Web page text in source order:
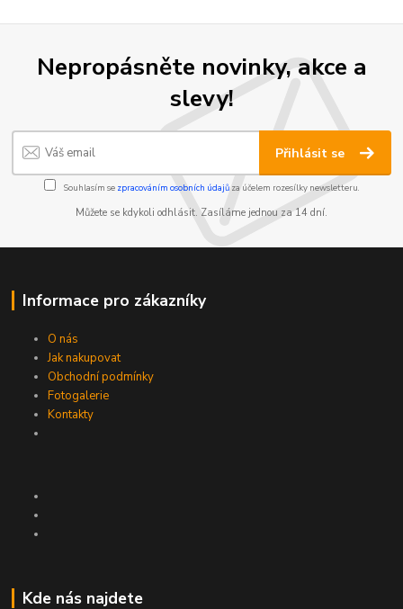
Nepropásněte novinky, akce a
slevy!
Přihlásit se
Souhlasím se zpracováním osobních údajůza účelem rozesílky newsletteru.
Můžete se kdykoli odhlásit. Zasíláme jednou za 14 dní.
Informace pro zákazníky
O nás
Jak nakupovat
Obchodní podmínky
Fotogalerie
Kontakty
Kde nás najdete